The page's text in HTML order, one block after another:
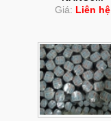
Giá: Liên hệ